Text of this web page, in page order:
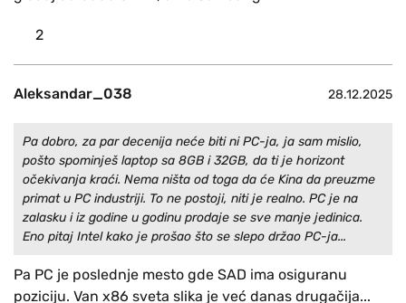
2
Aleksandar_038 28.12.2025
Pa dobro, za par decenija neće biti ni PC-ja, ja sam mislio,
pošto spominješ laptop sa 8GB i 32GB, da ti je horizont
očekivanja kraći. Nema ništa od toga da će Kina da preuzme
primat u PC industriji. To ne postoji, niti je realno. PC je na
zalasku i iz godine u godinu prodaje se sve manje jedinica.
Eno pitaj Intel kako je prošao što se slepo držao PC-ja...
Pa PC je poslednje mesto gde SAD ima osiguranu
poziciju. Van x86 sveta slika je već danas drugačija...